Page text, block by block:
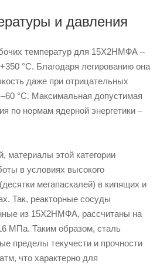
и давления
температур для 15Х2НМФА –
°C. Благодаря легированию она
даже при отрицательных
°C. Максимальная допустимая
по нормам ядерной энергетики –
материалы этой категории
в условиях высокого
мегапаскалей) в кипящих и
Так, реакторные сосуды
из 15Х2НМФА, рассчитаны на
МПа. Таким образом, сталь
пределы текучести и прочности
что характерно для